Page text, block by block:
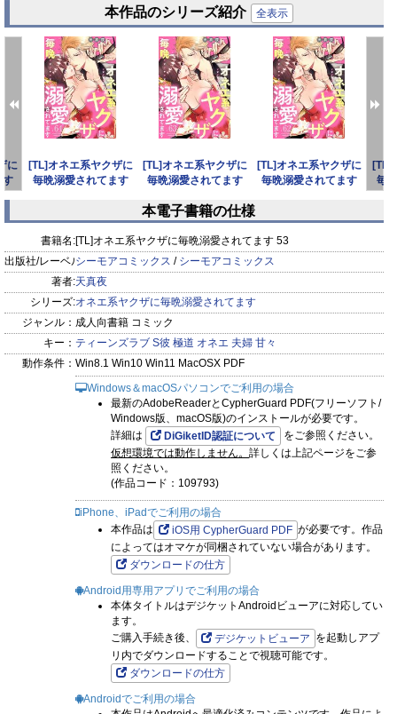
日々。もう両親の顔も写真の中でしか思い出せない。そんなあ
る日、私は身代わりの花嫁として四条組組長・四条絢胤の元へ
行くことに。彼を上手くやりこめば、借金はチャラになる。失
敗は許されない。緊張しながらその場に向かったのだが…「み
んなぁ～ッ帰ったわよぉ～」なんと彼はヤクザでオネエだった
のです……。私、この人のことやり込めるの！？ 【桃色日記】
本作品のシリーズ紹介 全表示
に
す
[TL]オネエ系ヤクザに
毎晩溺愛されてます
[TL]オネエ系ヤクザに
毎晩溺愛されてます
[TL]オネエ系ヤクザに
毎晩溺愛されてます
[TL]
毎
prev next
本電子書籍の仕様
書籍名:[TL]オネエ系ヤクザに毎晩溺愛されてます 53
出版社/レーベル:シーモアコミックス / シーモアコミックス
著者:天真夜
シリーズ:オネエ系ヤクザに毎晩溺愛されてます
ジャンル： 成人向書籍 コミック
キー： ティーンズラブ S彼 極道 オネエ 夫婦 甘々
動作条件： Win8.1 Win10 Win11 MacOSX PDF
Windows＆macOSパソコンでご利用の場合
最新のAdobeReaderとCypherGuard PDF(フリーソフト/
Windows版、macOS版)のインストールが必要です。
詳細は
DiGiketID認証について
をご参照ください。
仮想環境では動作しません。 詳しくは上記ページをご参
照ください。
(作品コード：109793)
iPhone、iPadでご利用の場合
本作品は
iOS用 CypherGuard PDF が必要です。作品
によってはオマケが同梱されていない場合があります。
ダウンロードの仕方
Android用専用アプリでご利用の場合
本体タイトルはデジケットAndroidビューアに対応してい
ます。
ご購入手続き後、
デジケットビューア を起動しアプ
リ内でダウンロードすることで視聴可能です。
ダウンロードの仕方
Androidでご利用の場合